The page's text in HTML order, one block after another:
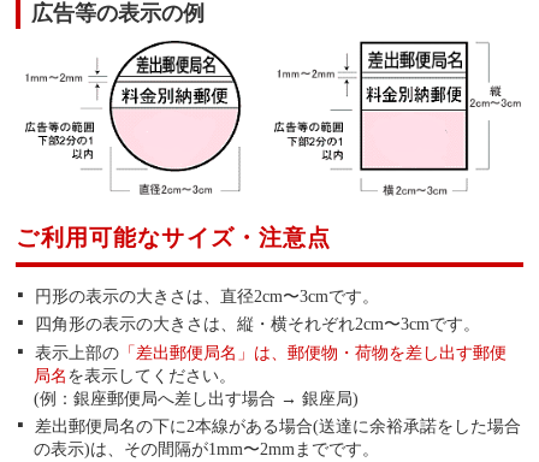
広告等の表示の例
ご利用可能なサイズ・注意点
円形の表示の大きさは、直径2cm〜3cmです。
四角形の表示の大きさは、縦・横それぞれ2cm〜3cmです。
表示上部の「差出郵便局名」は、郵便物・荷物を差し出す郵便
局名を表示してください。
(例：銀座郵便局へ差し出す場合 → 銀座局)
差出郵便局名の下に2本線がある場合(送達に余裕承諾をした場合
の表示)は、その間隔が1mm〜2mmまでです。